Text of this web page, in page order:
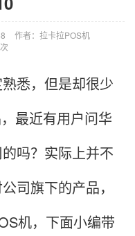
作者：拉卡拉POS机
悉，但是却很少
最近有用户问华
吗？实际上并不
司旗下的产品，
机，下面小编带